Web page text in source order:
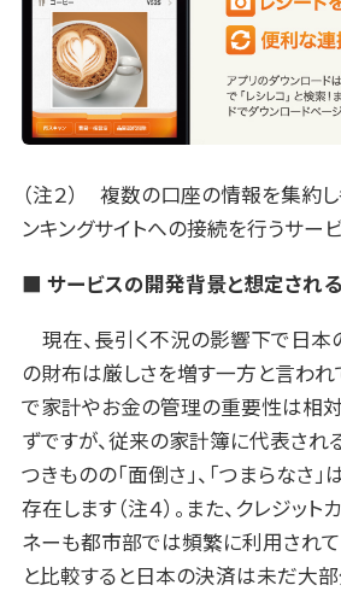
（注２） 複数の口座の情報を集約
ンキングサイトへの接続を行うサービ
■ サービスの開発背景と想定され
現在、長引く不況の影響下で日本
の財布は厳しさを増す一方と言われて
で家計やお金の管理の重要性は相
ずですが、従来の家計簿に代表さ
つきものの「面倒さ」、「つまらなさ
存在します（注４）。また、クレジッ
ネーも都市部では頻繁に利用されて
と比較すると日本の決済は未だ大